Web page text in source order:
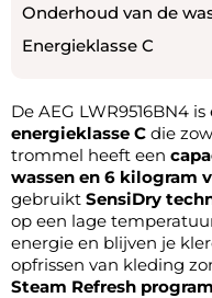
Onderhoud van de
Energieklasse C
De AEG LWR9516BN4
energieklasse C die
trommel heeft een
wassen en 6 kilogram
gebruikt SensiDry
op een lage
energie en blijven je
opfrissen van kleding
Steam Refresh